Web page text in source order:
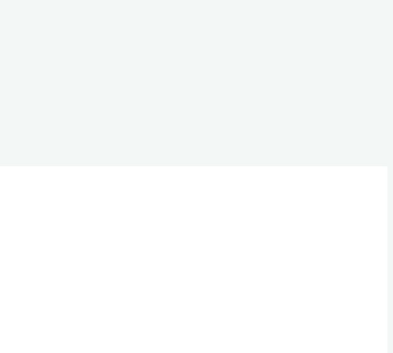
as yet.